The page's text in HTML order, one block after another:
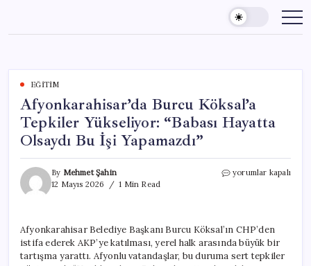
content
EĞITIM
Afyonkarahisar’da Burcu Köksal’a
Tepkiler Yükseliyor: “Babası Hayatta
Olsaydı Bu İşi Yapamazdı”
By Mehmet Şahin
12 Mayıs 2026
1 Min Read
Afyonkarahisar’da
“Babası
Hayatta
Olsaydı
yorumlar kapalı
Afyonkarahisar Belediye Başkanı Burcu Köksal’ın CHP’den
istifa ederek AKP’ye katılması, yerel halk arasında büyük bir
tartışma yarattı. Afyonlu vatandaşlar, bu duruma sert tepkiler